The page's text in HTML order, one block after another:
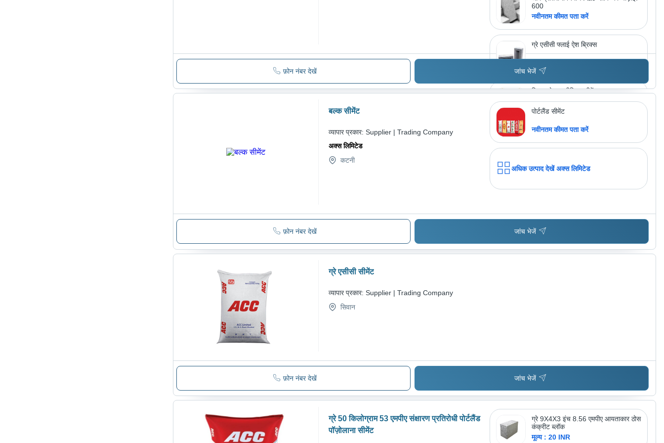
600
नवीनतम कीमत पता करें
ग्रे एसीसी फ्लाई ऐश ब्रिक्स
बिरला गोल्ड प्रीमियम सीमेंट
मूल्य : nan INR
अधिक उत्पाद देखें कलग एकलिते
फ़ोन नंबर देखें जांच भेजें
बल्क सीमेंट
व्यापार प्रकार: Supplier | Trading Company
अक्स लिमिटेड
कटनी
पोर्टलैंड सीमेंट
नवीनतम कीमत पता करें
अधिक उत्पाद देखें अक्स लिमिटेड
फ़ोन नंबर देखें जांच भेजें
ग्रे एसीसी सीमेंट
व्यापार प्रकार: Supplier | Trading Company
सिवान
फ़ोन नंबर देखें जांच भेजें
ग्रे 50 किलोग्राम 53 एमपीए संक्षारण प्रतिरोधी पोर्टलैंड
पॉज़ोलाना सीमेंट
ग्रे 9X4X3 इंच 8.56 एमपीए आयताकार ठोस
कंक्रीट ब्लॉक
मूल्य : 20 INR